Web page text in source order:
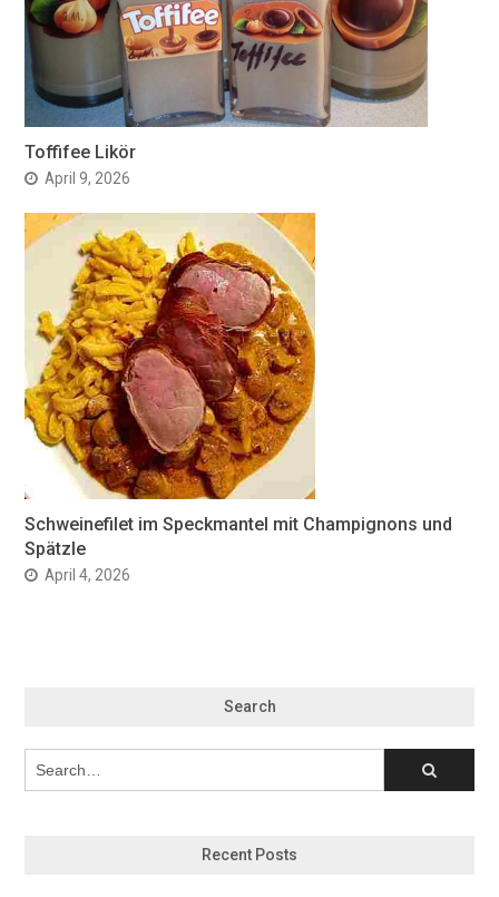
Toffifee Likör
April 9, 2026
Schweinefilet im Speckmantel mit Champignons und
Spätzle
April 4, 2026
Search
Recent Posts